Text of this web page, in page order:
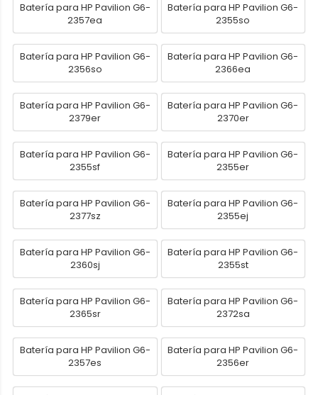
Batería para HP Pavilion G6-
2357ea
Batería para HP Pavilion G6-
2355so
Batería para HP Pavilion G6-
2356so
Batería para HP Pavilion G6-
2366ea
Batería para HP Pavilion G6-
2379er
Batería para HP Pavilion G6-
2370er
Batería para HP Pavilion G6-
2355sf
Batería para HP Pavilion G6-
2355er
Batería para HP Pavilion G6-
2377sz
Batería para HP Pavilion G6-
2355ej
Batería para HP Pavilion G6-
2360sj
Batería para HP Pavilion G6-
2355st
Batería para HP Pavilion G6-
2365sr
Batería para HP Pavilion G6-
2372sa
Batería para HP Pavilion G6-
2357es
Batería para HP Pavilion G6-
2356er